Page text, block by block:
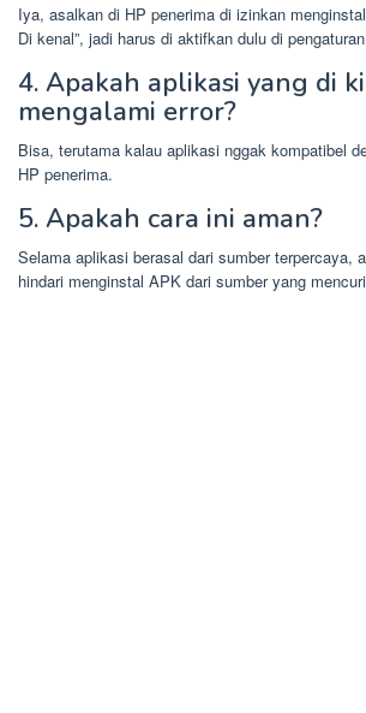
Iya, asalkan di HP penerima di izinkan
Di kenal”, jadi harus di aktifkan dulu di
4. Apakah aplikasi yang di
mengalami error?
Bisa, terutama kalau aplikasi nggak kompatibel
HP penerima.
5. Apakah cara ini aman?
Selama aplikasi berasal dari sumber terpercaya,
hindari menginstal APK dari sumber yang